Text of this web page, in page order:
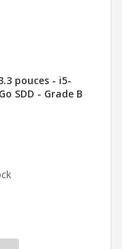
pouces - i5-
SDD - Grade B